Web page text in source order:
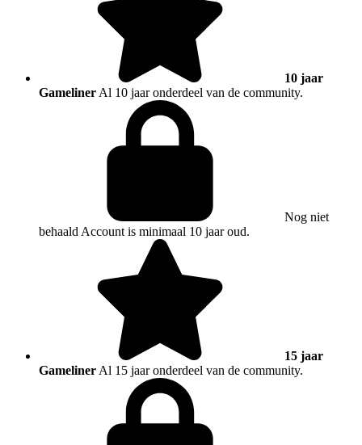
10 jaar
Gameliner Al 10 jaar onderdeel van de community.
Nog niet
behaald Account is minimaal 10 jaar oud.
15 jaar
Gameliner Al 15 jaar onderdeel van de community.